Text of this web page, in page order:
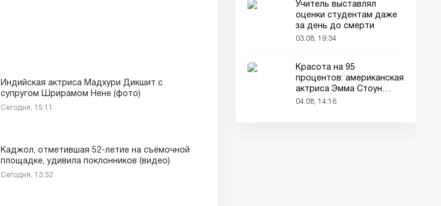
Индийская актриса Мадхури Дикшит с
супругом Шрирамом Нене (фото)
Сегодня, 15:11
Каджол, отметившая 52-летие на съёмочной
площадке, удивила поклонников (видео)
Сегодня, 13:32
Учитель выставлял
оценки студентам даже
за день до смерти
03.08, 19:34
Красота на 95
процентов: американская
актриса Эмма Стоун
признана самой красивой
04.08, 14:16